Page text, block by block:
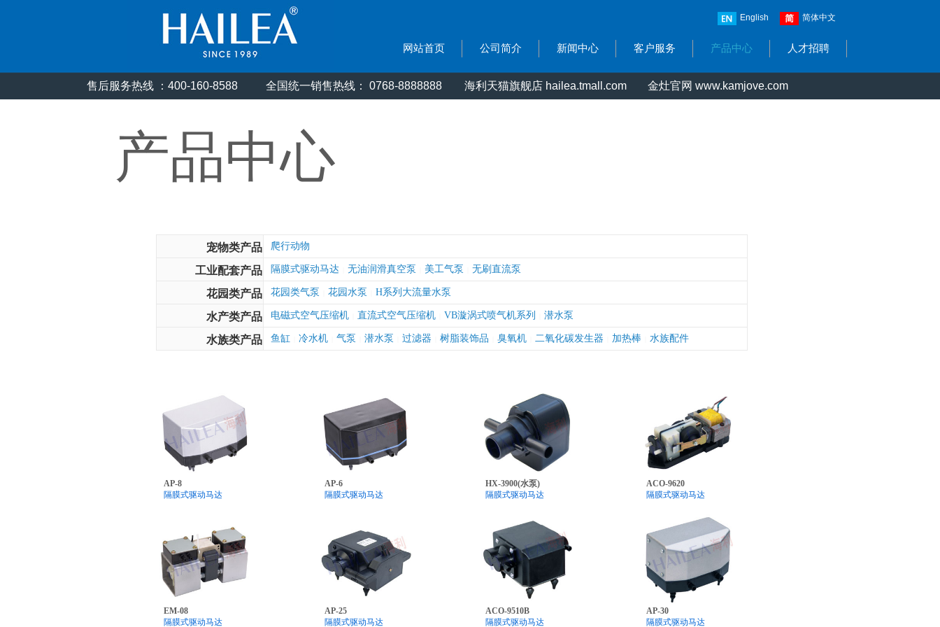
产品中心
宠物类产品 爬行动物
工业配套产品 隔膜式驱动马达 无油润滑真空泵 美工气泵 无刷直流泵
花园类产品 花园类气泵 花园水泵 H系列大流量水泵
水产类产品 电磁式空气压缩机 直流式空气压缩机 VB漩涡式喷气机系列 潜水泵
水族类产品 鱼缸 冷水机 气泵 潜水泵 过滤器 树脂装饰品 臭氧机 二氧化碳发生器 加热棒 水族配件
AP-8
隔膜式驱动马达
AP-6
隔膜式驱动马达
HX-3900(水泵)
隔膜式驱动马达
ACO-9620
隔膜式驱动马达
EM-08
隔膜式驱动马达
AP-25
隔膜式驱动马达
ACO-9510B
隔膜式驱动马达
AP-30
隔膜式驱动马达
English 简体中文
网站首页 公司简介 新闻中心 客户服务 产品中心 人才招聘
售后服务热线 ：400-160-8588 全国统一销售热线： 0768-8888888 海利天猫旗舰店 hailea.tmall.com 金灶官网 www.kamjove.com